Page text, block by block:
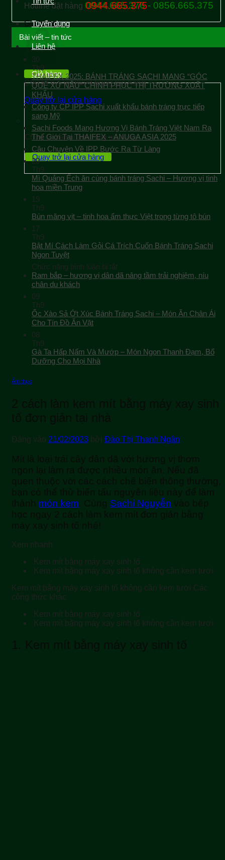
Hotline đặt hàng 0944.665.376 - 0856.665.375
Giỏ hàng
Chưa có sản phẩm trong giỏ hàng.
Quay trở lại cửa hàng
Tuyển dụng
Liên hệ
Giỏ hàng
Chưa có sản phẩm trong giỏ hàng.
Quay trở lại cửa hàng
0944.665.375
Bài viết – tin tức
30
Th9
THAIFEX 2025: BÁNH TRÁNG SACHI MANG “GÓC
QUÊ XỨ NẪU” CHINH PHỤC THỊ TRƯỜNG XUẤT
KHẨU
Công ty CP IPP Sachi xuất khẩu bánh tráng trực tiếp
sang Mỹ
Sachi Foods Mang Hương Vị Bánh Tráng Việt Nam Ra
Thế Giới Tại THAIFEX – ANUGA ASIA 2025
Câu Chuyện Về IPP Bước Ra Từ Làng
20
Th9
Mì Quảng Ếch ăn cùng bánh tráng Sachi – Hương vị tinh
hoa miền Trung
19
Th9
Bún măng vịt – tinh hoa ẩm thực Việt trong từng tô bún
17
Th9
Bật Mí Cách Làm Gỏi Cá Trích Cuốn Bánh Tráng Sachi
Ngon Tuyệt
Chức năng bình luận bị tắtở
Bật
Gỏi
Cá
Tráng
Ram bắp – hương vị dân dã nâng tầm trải nghiệm, níu
chân du khách
09
Th9
Ốc Xào Sả Ớt Xúc Bánh Tráng Sachi – Món Ăn Chân Ái
Cho Tín Đồ Ăn Vặt
08
Th9
Gà Ta Hấp Nấm Và Mướp – Món Ngon Thanh Đạm, Bổ
Dưỡng Cho Mọi Nhà
Ẩm thực
2 cách làm kem mít bằng máy xay sinh
tố đơn giản tại nhà
Đăng vào 21/02/2023 bởi Đào Thị Thanh Ngân
Mít là loại trái cây dân dã với hương vị thơm
ngon lại làm ra được nhiều món ăn. Nếu đã
quen thuộc với các cách chế biến thông thường,
bạn có thể thử biến tấu nguyên liệu này để làm
thành món kem . Cùng Sachi Nguyễn vào bếp
học ngay 2 cách làm kem mít đơn giản bằng
máy xay sinh tố nhé!
Xem nhanh
Kem mít bằng máy xay sinh tố
Kem mít bằng máy xay sinh tố không cần kem tươi
Kem mít bằng máy xay sinh tố không cần kem tươi Các
công thức khác
Kem mít bằng máy xay sinh tố
Kem mít bằng máy xay sinh tố không cần kem tươi
1. Kem mít bằng máy xay sinh tố